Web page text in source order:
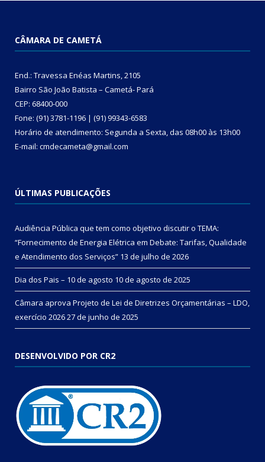
CÂMARA DE CAMETÁ
End.: Travessa Enéas Martins, 2105
Bairro São João Batista – Cametá- Pará
CEP: 68400-000
Fone: (91) 3781-1196 | (91) 99343-6583
Horário de atendimento: Segunda a Sexta, das 08h00 às 13h00
E-mail: cmdecameta@gmail.com
ÚLTIMAS PUBLICAÇÕES
Audiência Pública que tem como objetivo discutir o TEMA:
“Fornecimento de Energia Elétrica em Debate: Tarifas, Qualidade
e Atendimento dos Serviços” 13 de julho de 2026
Dia dos Pais – 10 de agosto 10 de agosto de 2025
Câmara aprova Projeto de Lei de Diretrizes Orçamentárias – LDO,
exercício 202627 de junho de 2025
DESENVOLVIDO POR CR2